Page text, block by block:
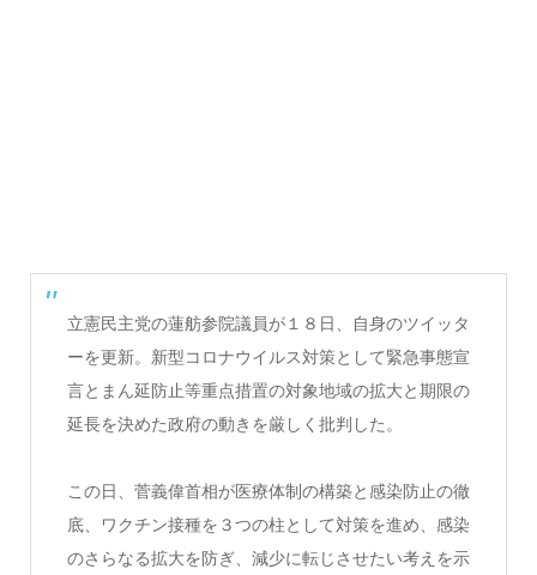
立憲民主党の蓮舫参院議員が１８日、自身のツイッタ
ーを更新。新型コロナウイルス対策として緊急事態宣
言とまん延防止等重点措置の対象地域の拡大と期限の
延長を決めた政府の動きを厳しく批判した。
この日、菅義偉首相が医療体制の構築と感染防止の徹
底、ワクチン接種を３つの柱として対策を進め、感染
のさらなる拡大を防ぎ、減少に転じさせたい考えを示